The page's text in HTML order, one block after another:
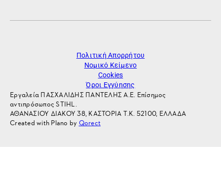
Πολιτική Απορρήτου
Νομικό Κείμενο
Cookies
Όροι Εγγύησης
Εργαλεία ΠΑΣΧΑΛΙΔΗΣ ΠΑΝΤΕΛΗΣ Α.Ε. Επίσημος
αντιπρόσωπος STIHL.
ΑΘΑΝΑΣΙΟΥ ΔΙΑΚΟΥ 38, ΚΑΣΤΟΡΙΑ Τ.Κ. 52100, ΕΛΛΑΔΑ
Created with Plano by Qorect